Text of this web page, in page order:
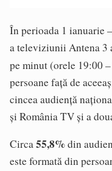
În perioada 1 ianuarie
a televiziunii Antena 3
pe minut (orele 19:00
persoane față de
cincea audiență
și România TV și a
Circa55,8%din
este formată din